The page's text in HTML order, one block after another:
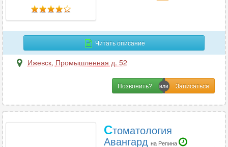
Читать описание
Ижевск, Промышленная д. 52
Позвонить?
Стоматология
Авангард на Репина